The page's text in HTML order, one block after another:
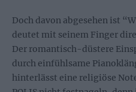
Doch davon abgesehen ist
deutet mit seinem Finger
Der romantisch-düstere
durch einfühlsame
hinterlässt eine religiöse